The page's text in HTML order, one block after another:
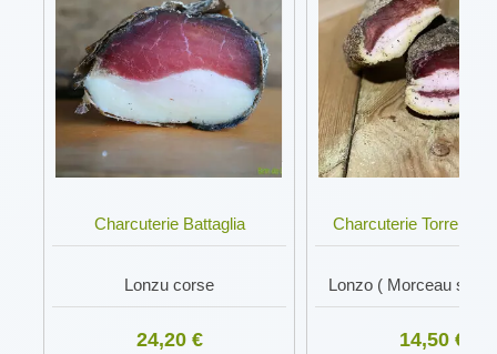
Charcuterie Battaglia
Lonzu corse
24,20 €
Charcuterie Torre A
Lonzo ( Morceau sous
14,50 €